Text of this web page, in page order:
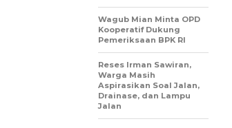
Wagub Mian Minta OPD
Kooperatif Dukung
Pemeriksaan BPK RI
Reses Irman Sawiran,
Warga Masih
Aspirasikan Soal Jalan,
Drainase, dan Lampu
Jalan